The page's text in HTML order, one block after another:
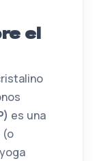
el
es una
(o